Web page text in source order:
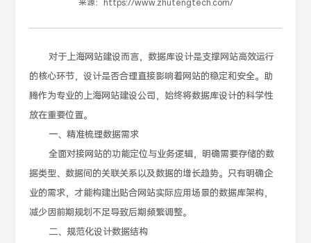
来源：
https://www.zhutengtech.com/
对于上海网站建设而言，数据库设计是支撑网站高效运行
的核心环节，设计是否合理直接影响着网站的稳定和安全。助
腾作为专业的上海网站建设公司，始终将数据库设计的科学性
放在重要位置。
一、精准梳理数据需求
全面对接网站的功能定位与业务逻辑，明确需要存储的数
据类型、数据间的关联关系以及数据的增长趋势。只有明确企
业的需求，才能构建出贴合网站实际应用场景的数据库架构，
减少因前期规划不足导致后期频繁调整。
二、规范化设计数据结构